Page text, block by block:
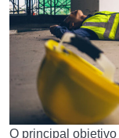
O principal